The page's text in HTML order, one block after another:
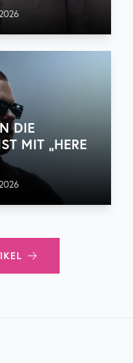
DIE
MIT „HERE